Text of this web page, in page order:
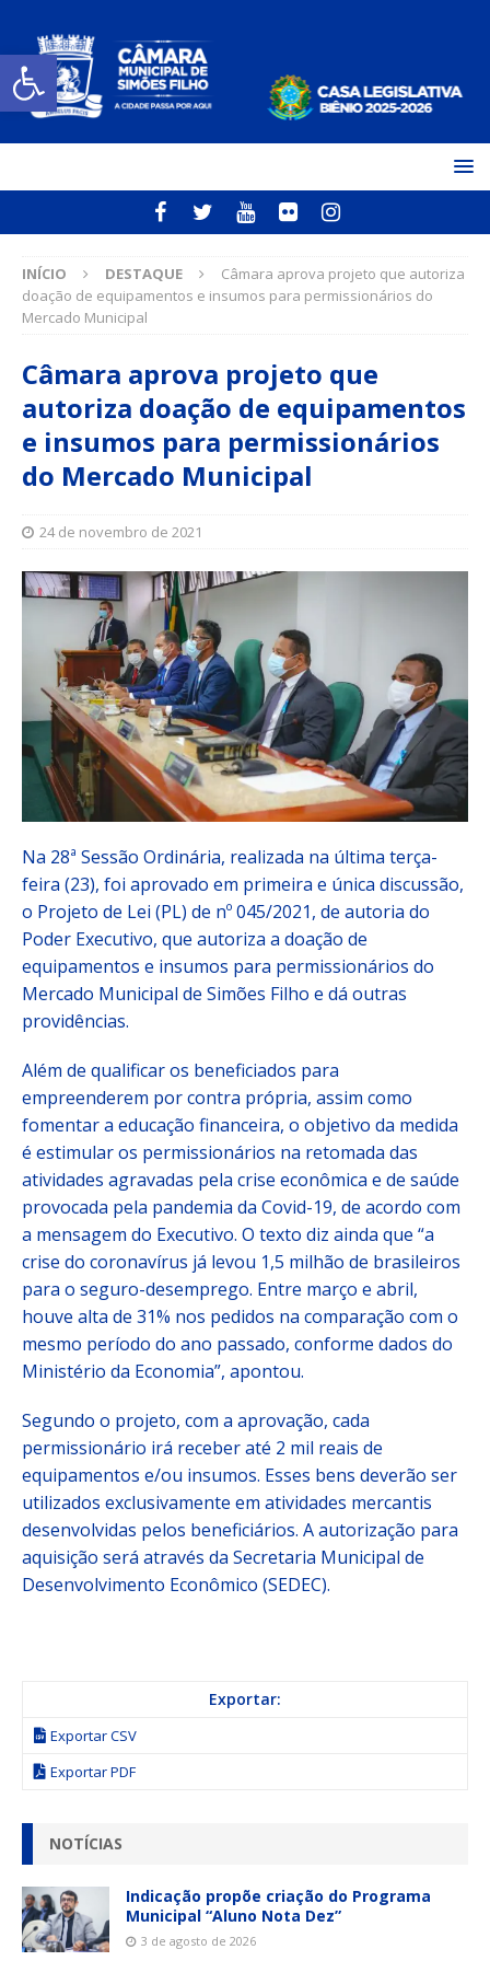
Open toolbar
INÍCIO DESTAQUE
Câmara aprova projeto que autoriza
doação de equipamentos e insumos para permissionários do
Mercado Municipal
Câmara aprova projeto que
autoriza doação de equipamentos
e insumos para permissionários
do Mercado Municipal
24 de novembro de 2021
Na 28ª Sessão Ordinária, realizada na última terça-
feira (23), foi aprovado em primeira e única discussão,
o Projeto de Lei (PL) de nº 045/2021, de autoria do
Poder Executivo, que autoriza a doação de
equipamentos e insumos para permissionários do
Mercado Municipal de Simões Filho e dá outras
providências.
Além de qualificar os beneficiados para
empreenderem por contra própria, assim como
fomentar a educação financeira, o objetivo da medida
é estimular os permissionários na retomada das
atividades agravadas pela crise econômica e de saúde
provocada pela pandemia da Covid-19, de acordo com
a mensagem do Executivo. O texto diz ainda que “a
crise do coronavírus já levou 1,5 milhão de brasileiros
para o seguro-desemprego. Entre março e abril,
houve alta de 31% nos pedidos na comparação com o
mesmo período do ano passado, conforme dados do
Ministério da Economia”, apontou.
Segundo o projeto, com a aprovação, cada
permissionário irá receber até 2 mil reais de
equipamentos e/ou insumos. Esses bens deverão ser
utilizados exclusivamente em atividades mercantis
desenvolvidas pelos beneficiários. A autorização para
aquisição será através da Secretaria Municipal de
Desenvolvimento Econômico (SEDEC).
Exportar:
Exportar CSV
Exportar PDF
NOTÍCIAS
Indicação propõe criação do Programa
Municipal “Aluno Nota Dez”
3 de agosto de 2026